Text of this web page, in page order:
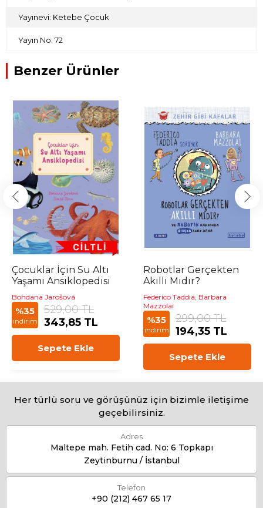
Yayınevi: Ketebe Çocuk
Yayın No: 72
Benzer Ürünler
Çocuklar İçin Su Altı
Yaşamı Ansiklopedisi
Bohdana Jarošová
%35
indirim
529,00 TL
343,85 TL
Sepete Ekle
Robotlar Gerçekten
Akıllı Mıdır?
Federico Taddia, Barbara
Mazzolai
%35
indirim
299,00 TL
194,35 TL
Sepete Ekle
Her türlü soru ve görüşünüz için bizimle iletişime
geçebilirsiniz.
Adres
Maltepe mah. Fetih cad. No: 6 Topkapı
Zeytinburnu / İstanbul
Telefon
+90 (212) 467 65 17